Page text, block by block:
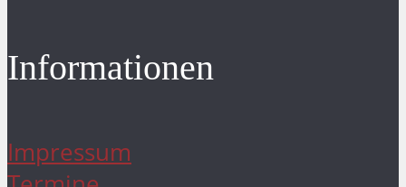
Informationen
Impressum